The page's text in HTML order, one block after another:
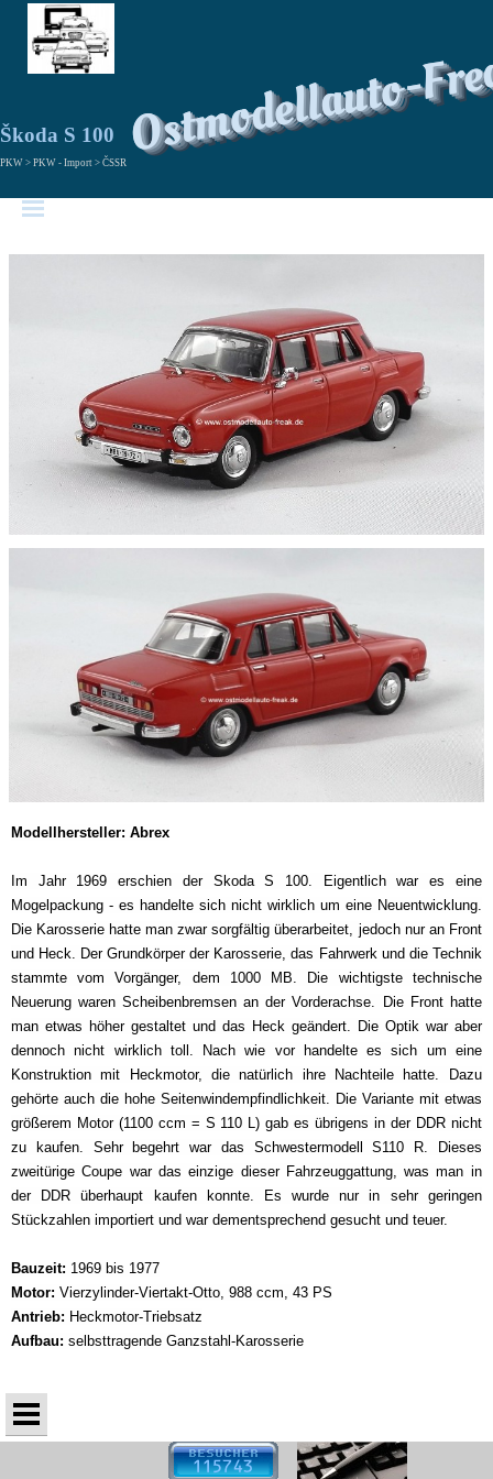
Ostmodellauto-
Škoda S 100
PKW > PKW - Import > ČSSR
Modellhersteller: Abrex
Im Jahr 1969 erschien der Skoda S 100. Eigentlich war es eine
Mogelpackung - es handelte sich nicht wirklich um eine Neuentwicklung.
Die Karosserie hatte man zwar sorgfältig überarbeitet, jedoch nur an Front
und Heck. Der Grundkörper der Karosserie, das Fahrwerk und die Technik
stammte vom Vorgänger, dem 1000 MB. Die wichtigste technische
Neuerung waren Scheibenbremsen an der Vorderachse. Die Front hatte
man etwas höher gestaltet und das Heck geändert. Die Optik war aber
dennoch nicht wirklich toll. Nach wie vor handelte es sich um eine
Konstruktion mit Heckmotor, die natürlich ihre Nachteile hatte. Dazu
gehörte auch die hohe Seitenwindempfindlichkeit. Die Variante mit etwas
größerem Motor (1100 ccm = S 110 L) gab es übrigens in der DDR nicht
zu kaufen. Sehr begehrt war das Schwestermodell S110 R. Dieses
zweitürige Coupe war das einzige dieser Fahrzeuggattung, was man in
der DDR überhaupt kaufen konnte. Es wurde nur in sehr geringen
Stückzahlen importiert und war dementsprechend gesucht und teuer.
Bauzeit: 1969 bis 1977
Motor: Vierzylinder-Viertakt-Otto, 988 ccm, 43 PS
Antrieb: Heckmotor-Triebsatz
Aufbau: selbsttragende Ganzstahl-Karosserie